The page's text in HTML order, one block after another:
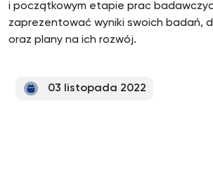
i początkowym etapie prac
zaprezentować wyniki swoich badań,
oraz plany na ich rozwój.
03 listopada 2022